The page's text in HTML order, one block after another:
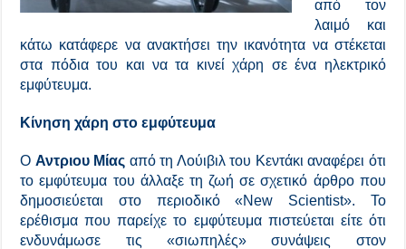
από τον
λαιμό και
κάτω κατάφερε να ανακτήσει την ικανότητα να στέκεται
στα πόδια του και να τα κινεί χάρη σε ένα ηλεκτρικό
εμφύτευμα.
Κίνηση χάρη στο εμφύτευμα
Ο Αντριου Μίας από τη Λούιβιλ του Κεντάκι αναφέρει ότι
το εμφύτευμα του άλλαξε τη ζωή σε σχετικό άρθρο που
δημοσιεύεται στο περιοδικό «New Scientist». Το
ερέθισμα που παρείχε το εμφύτευμα πιστεύεται είτε ότι
ενδυνάμωσε τις «σιωπηλές» συνάψεις στον